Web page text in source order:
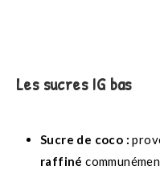
Les sucres IG bas
Sucre de coco :
raffiné